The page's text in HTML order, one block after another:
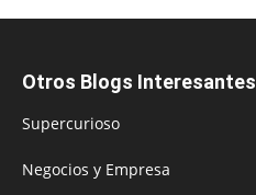
Otros Blogs Interesantes
Supercurioso
Negocios y Empresa